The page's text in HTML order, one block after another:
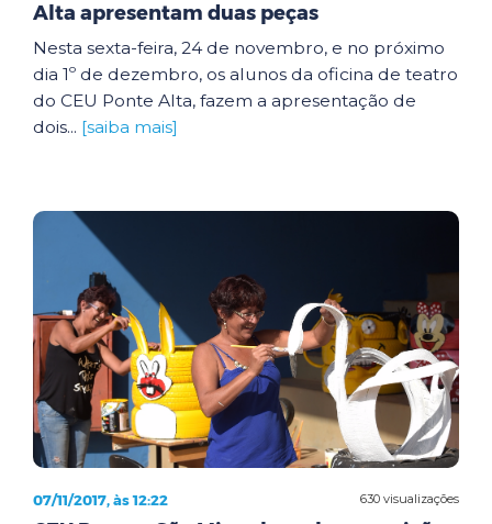
Alta apresentam duas peças
Nesta sexta-feira, 24 de novembro, e no próximo
dia 1º de dezembro, os alunos da oficina de teatro
do CEU Ponte Alta, fazem a apresentação de
dois... [saiba mais]
630 visualizações
07/11/2017, às 12:22